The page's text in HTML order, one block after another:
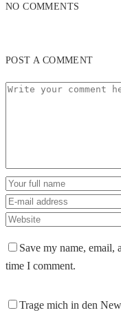
NO COMMENTS
POST A COMMENT
Save my name, email,
time I comment.
Trage mich in den